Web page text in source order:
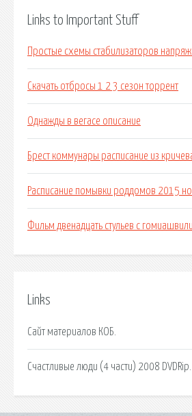
Links to Important Stuff
Простые схемы стабилизаторов
Скачать отбросы 1 2 3 сезон торрент
Однажды в вегасе описание
Брест коммунары расписание из
Расписание помывки роддомов 2015
Фильм двенадцать стульев с
Links
Сайт материалов КОБ.
Счастливые люди (4 части) 2008